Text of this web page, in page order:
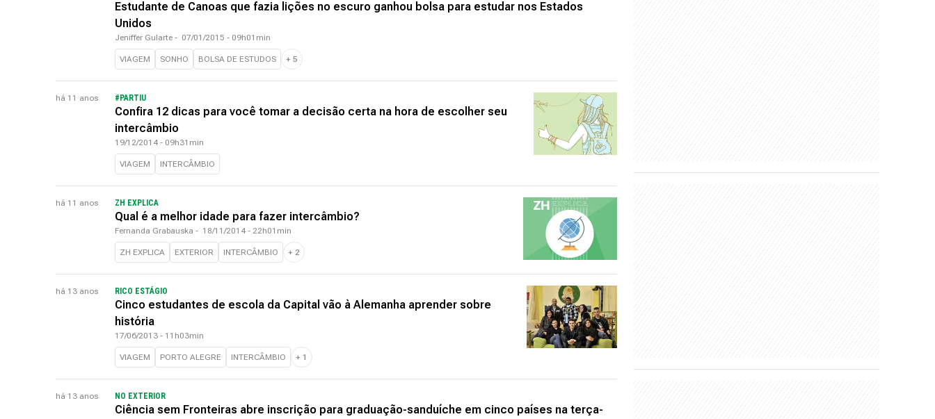
Estudante de Canoas que fazia lições no escuro ganhou bolsa para estudar nos Estados
Unidos
Jeniffer Gularte - 07/01/2015 - 09h01min
VIAGEM SONHO BOLSA DE ESTUDOS + 5
há 11 anos #PARTIU
Confira 12 dicas para você tomar a decisão certa na hora de escolher seu
intercâmbio
19/12/2014 - 09h31min
VIAGEM INTERCÂMBIO
há 11 anos ZH EXPLICA
Qual é a melhor idade para fazer intercâmbio?
Fernanda Grabauska - 18/11/2014 - 22h01min
ZH EXPLICA EXTERIOR INTERCÂMBIO + 2
há 13 anos RICO ESTÁGIO
Cinco estudantes de escola da Capital vão à Alemanha aprender sobre
história
17/06/2013 - 11h03min
VIAGEM PORTO ALEGRE INTERCÂMBIO + 1
há 13 anos NO EXTERIOR
Ciência sem Fronteiras abre inscrição para graduação-sanduíche em cinco países na terça-